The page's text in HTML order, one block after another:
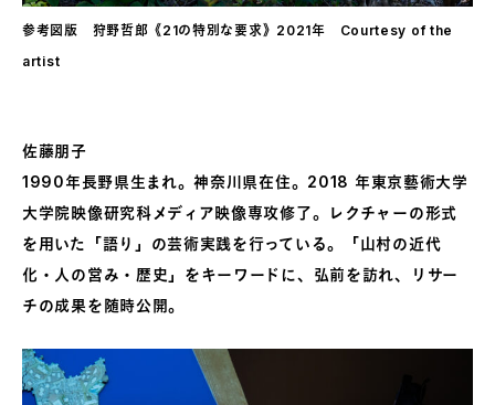
参考図版 狩野哲郎《21の特別な要求》2021年 Courtesy of the
artist
佐藤朋子
1990年長野県生まれ。神奈川県在住。2018 年東京藝術大学
大学院映像研究科メディア映像専攻修了。レクチャーの形式
を用いた「語り」の芸術実践を行っている。「山村の近代
化・人の営み・歴史」をキーワードに、弘前を訪れ、リサー
チの成果を随時公開。